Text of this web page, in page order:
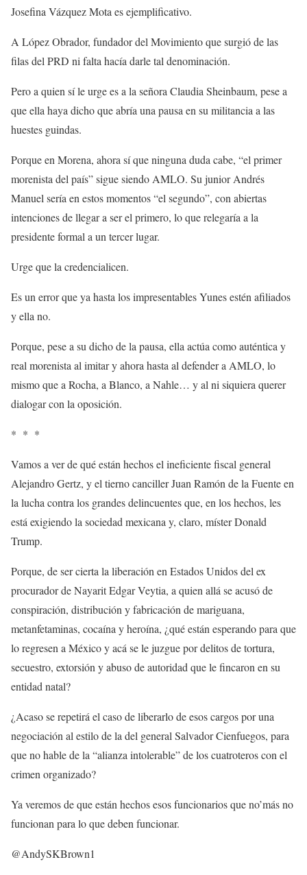
Josefina Vázquez Mota es ejemplificativo.
A López Obrador, fundador del Movimiento que surgió de las
filas del PRD ni falta hacía darle tal denominación.
Pero a quien sí le urge es a la señora Claudia Sheinbaum, pese a
que ella haya dicho que abría una pausa en su militancia a las
huestes guindas.
Porque en Morena, ahora sí que ninguna duda cabe, “el primer
morenista del país” sigue siendo AMLO. Su junior Andrés
Manuel sería en estos momentos “el segundo”, con abiertas
intenciones de llegar a ser el primero, lo que relegaría a la
presidente formal a un tercer lugar.
Urge que la credencialicen.
Es un error que ya hasta los impresentables Yunes estén afiliados
y ella no.
Porque, pese a su dicho de la pausa, ella actúa como auténtica y
real morenista al imitar y ahora hasta al defender a AMLO, lo
mismo que a Rocha, a Blanco, a Nahle… y al ni siquiera querer
dialogar con la oposición.
* * *
Vamos a ver de qué están hechos el ineficiente fiscal general
Alejandro Gertz, y el tierno canciller Juan Ramón de la Fuente en
la lucha contra los grandes delincuentes que, en los hechos, les
está exigiendo la sociedad mexicana y, claro, míster Donald
Trump.
Porque, de ser cierta la liberación en Estados Unidos del ex
procurador de Nayarit Edgar Veytia, a quien allá se acusó de
conspiración, distribución y fabricación de mariguana,
metanfetaminas, cocaína y heroína, ¿qué están esperando para que
lo regresen a México y acá se le juzgue por delitos de tortura,
secuestro, extorsión y abuso de autoridad que le fincaron en su
entidad natal?
¿Acaso se repetirá el caso de liberarlo de esos cargos por una
negociación al estilo de la del general Salvador Cienfuegos, para
que no hable de la “alianza intolerable” de los cuatroteros con el
crimen organizado?
Ya veremos de que están hechos esos funcionarios que no’más no
funcionan para lo que deben funcionar.
@AndySKBrown1